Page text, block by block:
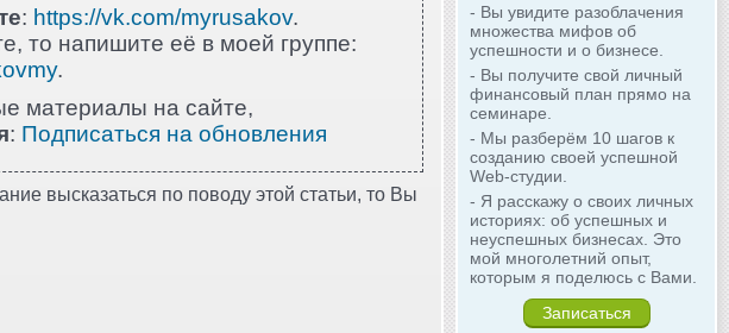
- Вы увидите разоблачения
множества мифов об
успешности и о бизнесе.
- Вы получите свой личный
финансовый план прямо на
семинаре.
- Мы разберём 10 шагов к
созданию своей успешной
Web-студии.
- Я расскажу о своих личных
историях: об успешных и
неуспешных бизнесах. Это
мой многолетний опыт,
которым я поделюсь с Вами.
Записаться
: https://vk.com/myrusakov.
то напишите её в моей группе:
.
материалы на сайте,
: Подписаться на обновления
высказаться по поводу этой статьи, то Вы